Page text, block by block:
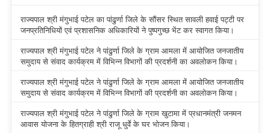
राज्यपाल श्री मंगुभाई पटेल का पांढुर्णा जिले के सौंसर स्थित सावली हवाई पट्टी पर
जनप्रतिनिधियों एवं प्रशासनिक अधिकारियों ने पुष्पगुच्छ भेंट कर स्वागत किया।
राज्यपाल श्री मंगुभाई पटेल ने पांढुर्णा जिले के ग्राम आमला में आयोजित जनजातीय
समुदाय से संवाद कार्यक्रम में विभिन्न विभागों की प्रदर्शनी का अवलोकन किया।
राज्यपाल श्री मंगुभाई पटेल ने पांढुर्णा जिले के ग्राम आमला में आयोजित जनजातीय
समुदाय से संवाद कार्यक्रम में विभिन्न विभागों की प्रदर्शनी का अवलोकन किया।
राज्यपाल श्री मंगुभाई पटेल ने पांढुर्णा जिले के ग्राम खुटामा में प्रधानमंत्री जनमन
आवास योजना के हितग्राही श्री राजू धुर्वे के घर भोजन किया।